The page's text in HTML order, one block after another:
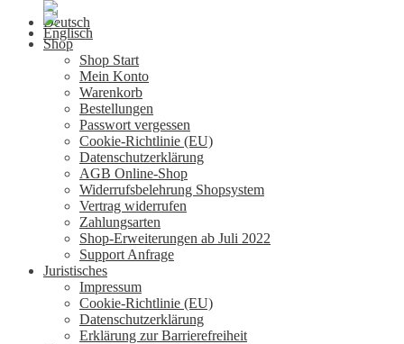
Shop
Shop Start
Mein Konto
Warenkorb
Bestellungen
Passwort vergessen
Cookie-Richtlinie (EU)
Datenschutzerklärung
AGB Online-Shop
Widerrufsbelehrung Shopsystem
Vertrag widerrufen
Zahlungsarten
Shop-Erweiterungen ab Juli 2022
Support Anfrage
Juristisches
Impressum
Cookie-Richtlinie (EU)
Datenschutzerklärung
Erklärung zur Barrierefreiheit